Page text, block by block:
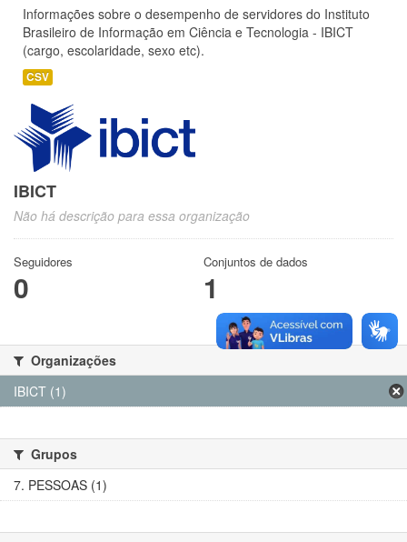
Informações sobre o desempenho de servidores do Instituto
Brasileiro de Informação em Ciência e Tecnologia - IBICT
(cargo, escolaridade, sexo etc).
CSV
IBICT
Não há descrição para essa organização
Seguidores
0
Conjuntos de dados
1
Organizações
IBICT (1)
Grupos
7. PESSOAS (1)